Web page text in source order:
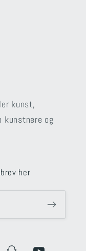
kunst,
kunstnere og
her